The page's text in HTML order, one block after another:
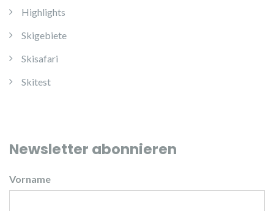
Highlights
Skigebiete
Skisafari
Skitest
Newsletter abonnieren
Vorname